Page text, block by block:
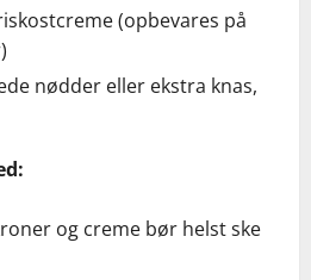
(opbevares på
nødder eller ekstra knas,
og creme bør helst ske